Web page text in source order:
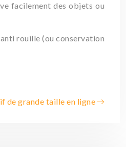
facilement des objets ou
rouille (ou conservation
de grande taille en ligne